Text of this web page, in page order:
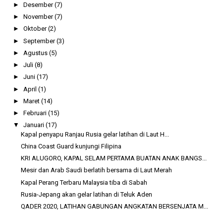
► Desember(7)
► November(7)
► Oktober(2)
► September(3)
► Agustus (5)
► Juli (8)
► Juni (17)
► April (1)
► Maret (14)
► Februari (15)
▼ Januari (17)
Kapal penyapu Ranjau Rusia gelar latihan di Laut H...
China Coast Guard kunjungi Filipina
KRI ALUGORO, KAPAL SELAM PERTAMA BUATAN ANAK BANGS...
Mesir dan Arab Saudi berlatih bersama di Laut Merah
Kapal Perang Terbaru Malaysia tiba di Sabah
Rusia-Jepang akan gelar latihan di Teluk Aden
QADER 2020, LATIHAN GABUNGAN ANGKATAN BERSENJATA M...